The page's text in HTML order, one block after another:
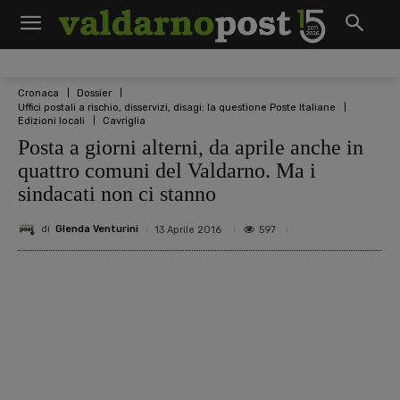
Cronaca
Dossier
Uffici postali a rischio, disservizi, disagi: la questione Poste Italiane
Edizioni locali
Cavriglia
Posta a giorni alterni, da aprile anche in
quattro comuni del Valdarno. Ma i
sindacati non ci stanno
di Glenda Venturini 13 Aprile 2016 597